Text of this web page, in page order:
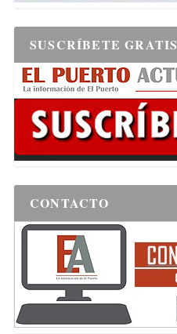
SUSCRÍBETE GRATIS
CONTACTO